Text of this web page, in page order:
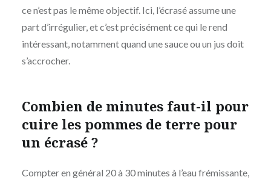
ce n’est pas le même objectif. Ici, l’écrasé assume une
part d’irrégulier, et c’est précisément ce qui le rend
intéressant, notamment quand une sauce ou un jus doit
s’accrocher.
Combien de minutes faut-il pour
cuire les pommes de terre pour
un écrasé ?
Compter en général 20 à 30 minutes à l’eau frémissante,